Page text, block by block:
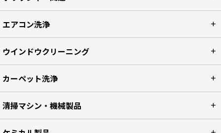
ポリッシャー関連
エアコン洗浄
ウインドウクリーニング
カーペット洗浄
清掃マシン・機械製品